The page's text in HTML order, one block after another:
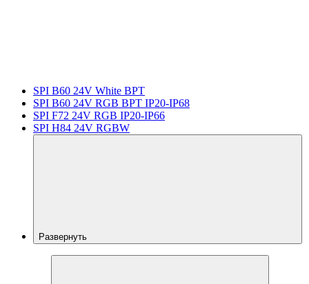
SPI B60 24V White BPT
SPI B60 24V RGB BPT IP20-IP68
SPI F72 24V RGB IP20-IP66
SPI H84 24V RGBW
Развернуть